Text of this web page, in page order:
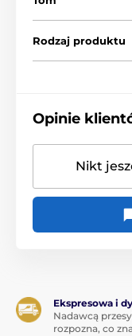
Rodzaj produktu
Opinie
Nikt
Ekspresowa i
Nadawcą
rozpozna, co